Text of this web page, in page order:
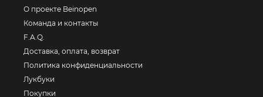
О проекте Beinopen
Команда и контакты
F.A.Q.
Доставка, оплата, возврат
Политика конфиденциальности
Лукбуки
Покупки